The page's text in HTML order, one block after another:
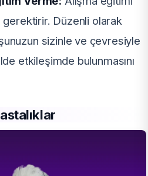
Düzenli olarak
sizinle ve çevresiyle
etkileşimde bulunmasını